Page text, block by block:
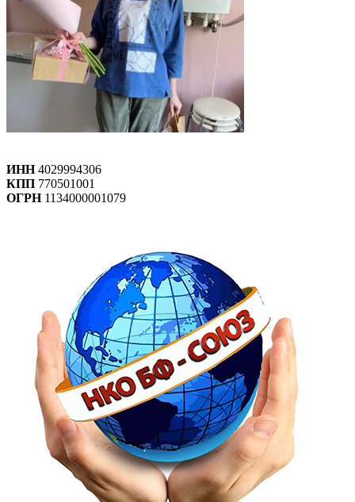
ИНН4029994306
КПП 770501001
ОГРН1134000001079